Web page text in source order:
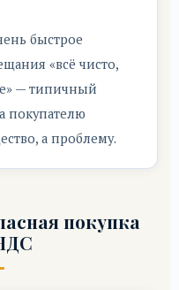
быстрое
«всё чисто,
— типичный
покупателю
а проблему.
покупка